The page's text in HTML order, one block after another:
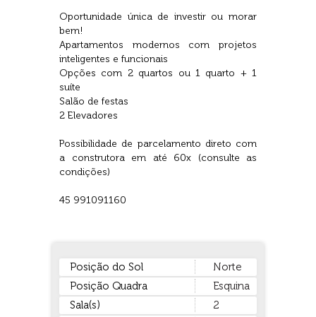
Oportunidade única de investir ou morar
bem!
Apartamentos modernos com projetos
inteligentes e funcionais
Opções com 2 quartos ou 1 quarto + 1
suíte
Salão de festas
2 Elevadores
Possibilidade de parcelamento direto com
a construtora em até 60x (consulte as
condições)
45 991091160
Posição do Sol
Norte
Posição Quadra
Esquina
Sala(s)
2